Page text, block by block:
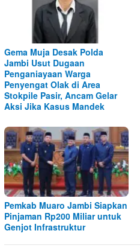
Gema Muja Desak Polda
Jambi Usut Dugaan
Penganiayaan Warga
Penyengat Olak di Area
Stokpile Pasir, Ancam Gelar
Aksi Jika Kasus Mandek
Pemkab Muaro Jambi Siapkan
Pinjaman Rp200 Miliar untuk
Genjot Infrastruktur